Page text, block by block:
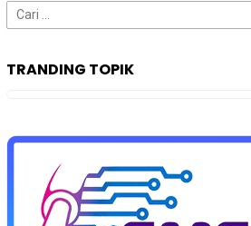
Cari
untuk:
TRANDING TOPIK